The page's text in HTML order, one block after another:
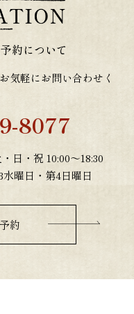
約について
気軽にお問い合わせく
8077
日・祝 10:00～18:30
曜日・第4日曜日
約